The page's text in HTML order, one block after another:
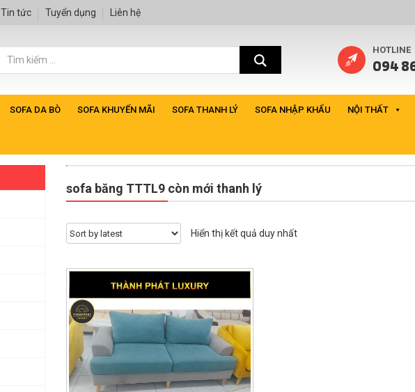
Tin tức Tuyển dụng Liên hệ
HOTLINE
094
SOFA DA BÒ SOFA KHUYẾN MÃI SOFA THANH LÝ SOFA NHẬP KHẨU NỘI THẤT
sofa băng TTTL9 còn mới thanh lý
Hiển thị kết quả duy nhất